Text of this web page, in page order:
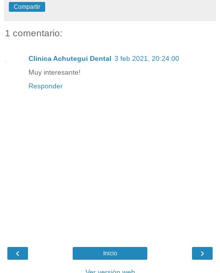
Compartir
1 comentario:
Clinica Achutegui Dental 3 feb 2021, 20:24:00
Muy interesante!
Responder
‹ ›
Inicio